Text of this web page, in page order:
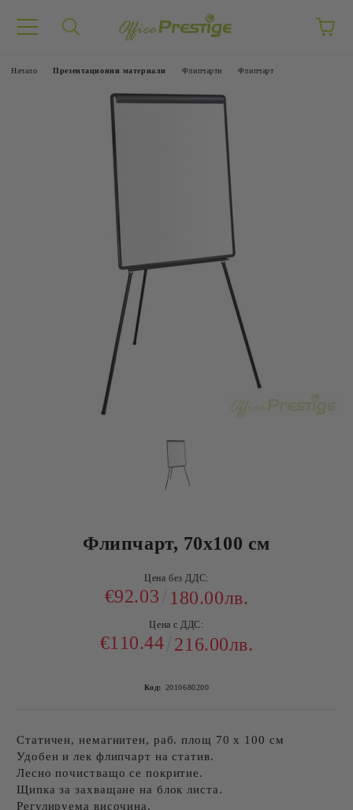
Начало Презентационни материали Флипчарти Флипчарт
Флипчарт, 70x100 см
Цена без ДДС:
€92.03 180.00лв.
Цена с ДДС:
€110.44 216.00лв.
Код: 2010680200
Статичен, немагнитен, раб. площ 70 х 100 см
Удобен и лек флипчарт на статив.
Лесно почистващо се покритие.
Щипка за захващане на блок листа.
Регулируема височина.